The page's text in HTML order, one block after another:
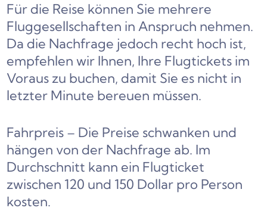
Für die Reise können Sie mehrere
Fluggesellschaften in Anspruch nehmen.
Da die Nachfrage jedoch recht hoch ist,
empfehlen wir Ihnen, Ihre Flugtickets im
Voraus zu buchen, damit Sie es nicht in
letzter Minute bereuen müssen.
Fahrpreis – Die Preise schwanken und
hängen von der Nachfrage ab. Im
Durchschnitt kann ein Flugticket
zwischen 120 und 150 Dollar pro Person
kosten.